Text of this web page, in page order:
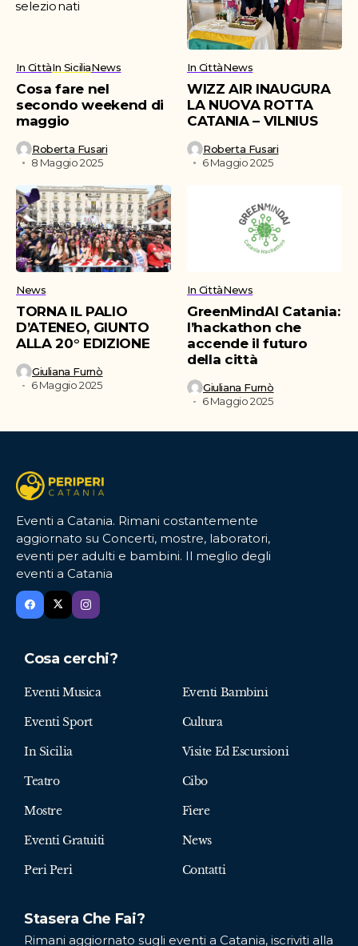
In CittàIn SiciliaNews
Cosa fare nel
secondo weekend di
maggio
Roberta Fusari
8 Maggio 2025
In CittàNews
WIZZ AIR INAUGURA
LA NUOVA ROTTA
CATANIA – VILNIUS
Roberta Fusari
6 Maggio 2025
News
TORNA IL PALIO
D’ATENEO, GIUNTO
ALLA 20° EDIZIONE
Giuliana Furnò
6 Maggio 2025
In CittàNews
GreenMindAI Catania:
l’hackathon che
accende il futuro
della città
Giuliana Furnò
6 Maggio 2025
Eventi a Catania. Rimani costantemente
aggiornato su Concerti, mostre, laboratori,
eventi per adulti e bambini. Il meglio degli
eventi a Catania
Cosa cerchi?
Eventi Musica Eventi Bambini
Eventi Sport Cultura
In Sicilia Visite Ed Escursioni
Teatro Cibo
Mostre Fiere
Eventi Gratuiti News
Peri Peri Contatti
Stasera Che Fai?
Rimani aggiornato sugli eventi a Catania, iscriviti alla